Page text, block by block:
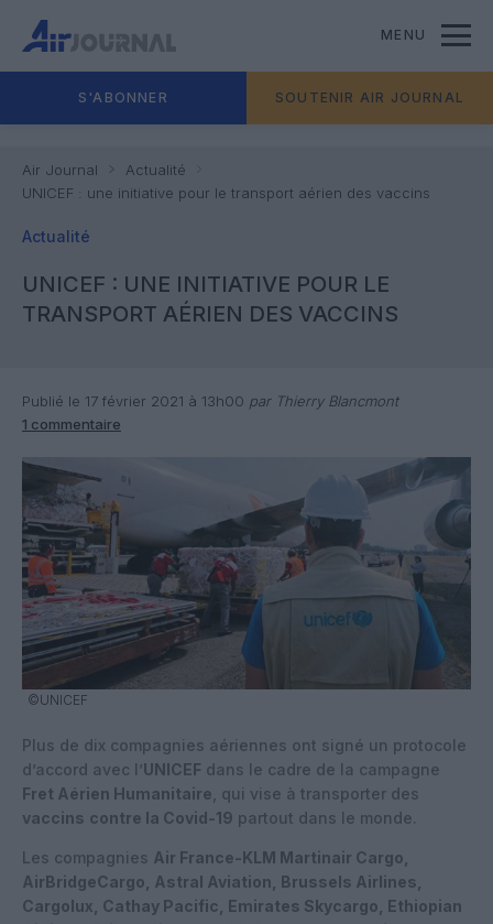
MENU
S'ABONNER SOUTENIR AIR JOURNAL
Air Journal
Actualité
UNICEF : une initiative pour le transport aérien des vaccins
Actualité
UNICEF : UNE INITIATIVE POUR LE
TRANSPORT AÉRIEN DES VACCINS
Publié le 17 février 2021 à 13h00 par Thierry Blancmont
1 commentaire
©UNICEF
Plus de dix compagnies aériennes ont signé un protocole
d’accord avec l’UNICEF dans le cadre de la campagne
Fret Aérien Humanitaire , qui vise à transporter des
vaccins contre la Covid-19 partout dans le monde.
Les compagnies Air France-KLM Martinair Cargo,
AirBridgeCargo, Astral Aviation, Brussels Airlines,
Cargolux, Cathay Pacific, Emirates Skycargo, Ethiopian